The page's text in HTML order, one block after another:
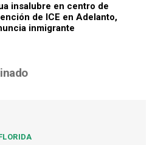
insalubre en centro de
de ICE en Adelanto,
inmigrante